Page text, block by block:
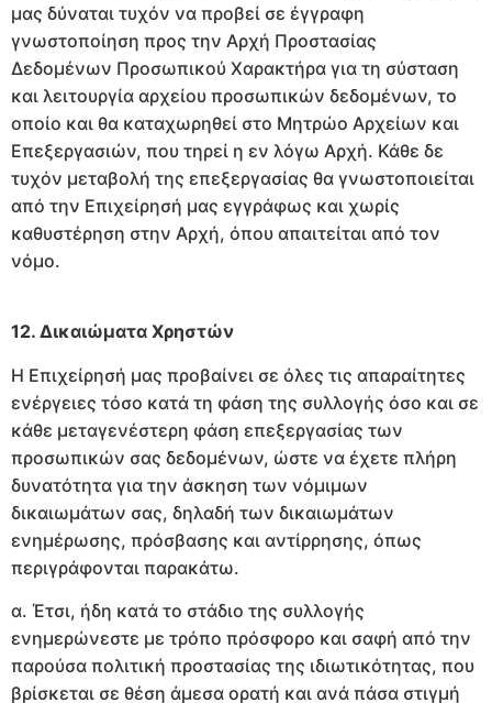
μας δύναται τυχόν να προβεί σε έγγραφη
γνωστοποίηση προς την Αρχή Προστασίας
Δεδομένων Προσωπικού Χαρακτήρα για τη σύσταση
και λειτουργία αρχείου προσωπικών δεδομένων, το
οποίο και θα καταχωρηθεί στο Μητρώο Αρχείων και
Επεξεργασιών, που τηρεί η εν λόγω Αρχή. Κάθε δε
τυχόν μεταβολή της επεξεργασίας θα γνωστοποιείται
από την Επιχείρησή μας εγγράφως και χωρίς
καθυστέρηση στην Αρχή, όπου απαιτείται από τον
νόμο.
12. Δικαιώματα Χρηστών
H Επιχείρησή μας προβαίνει σε όλες τις απαραίτητες
ενέργειες τόσο κατά τη φάση της συλλογής όσο και σε
κάθε μεταγενέστερη φάση επεξεργασίας των
προσωπικών σας δεδομένων, ώστε να έχετε πλήρη
δυνατότητα για την άσκηση των νόμιμων
δικαιωμάτων σας, δηλαδή των δικαιωμάτων
ενημέρωσης, πρόσβασης και αντίρρησης, όπως
περιγράφονται παρακάτω.
α. Έτσι, ήδη κατά το στάδιο της συλλογής
ενημερώνεστε με τρόπο πρόσφορο και σαφή από την
παρούσα πολιτική προστασίας της ιδιωτικότητας, που
βρίσκεται σε θέση άμεσα ορατή και ανά πάσα στιγμή